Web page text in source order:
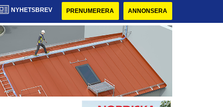
NYHETSBREV PRENUMERERA ANNONSERA